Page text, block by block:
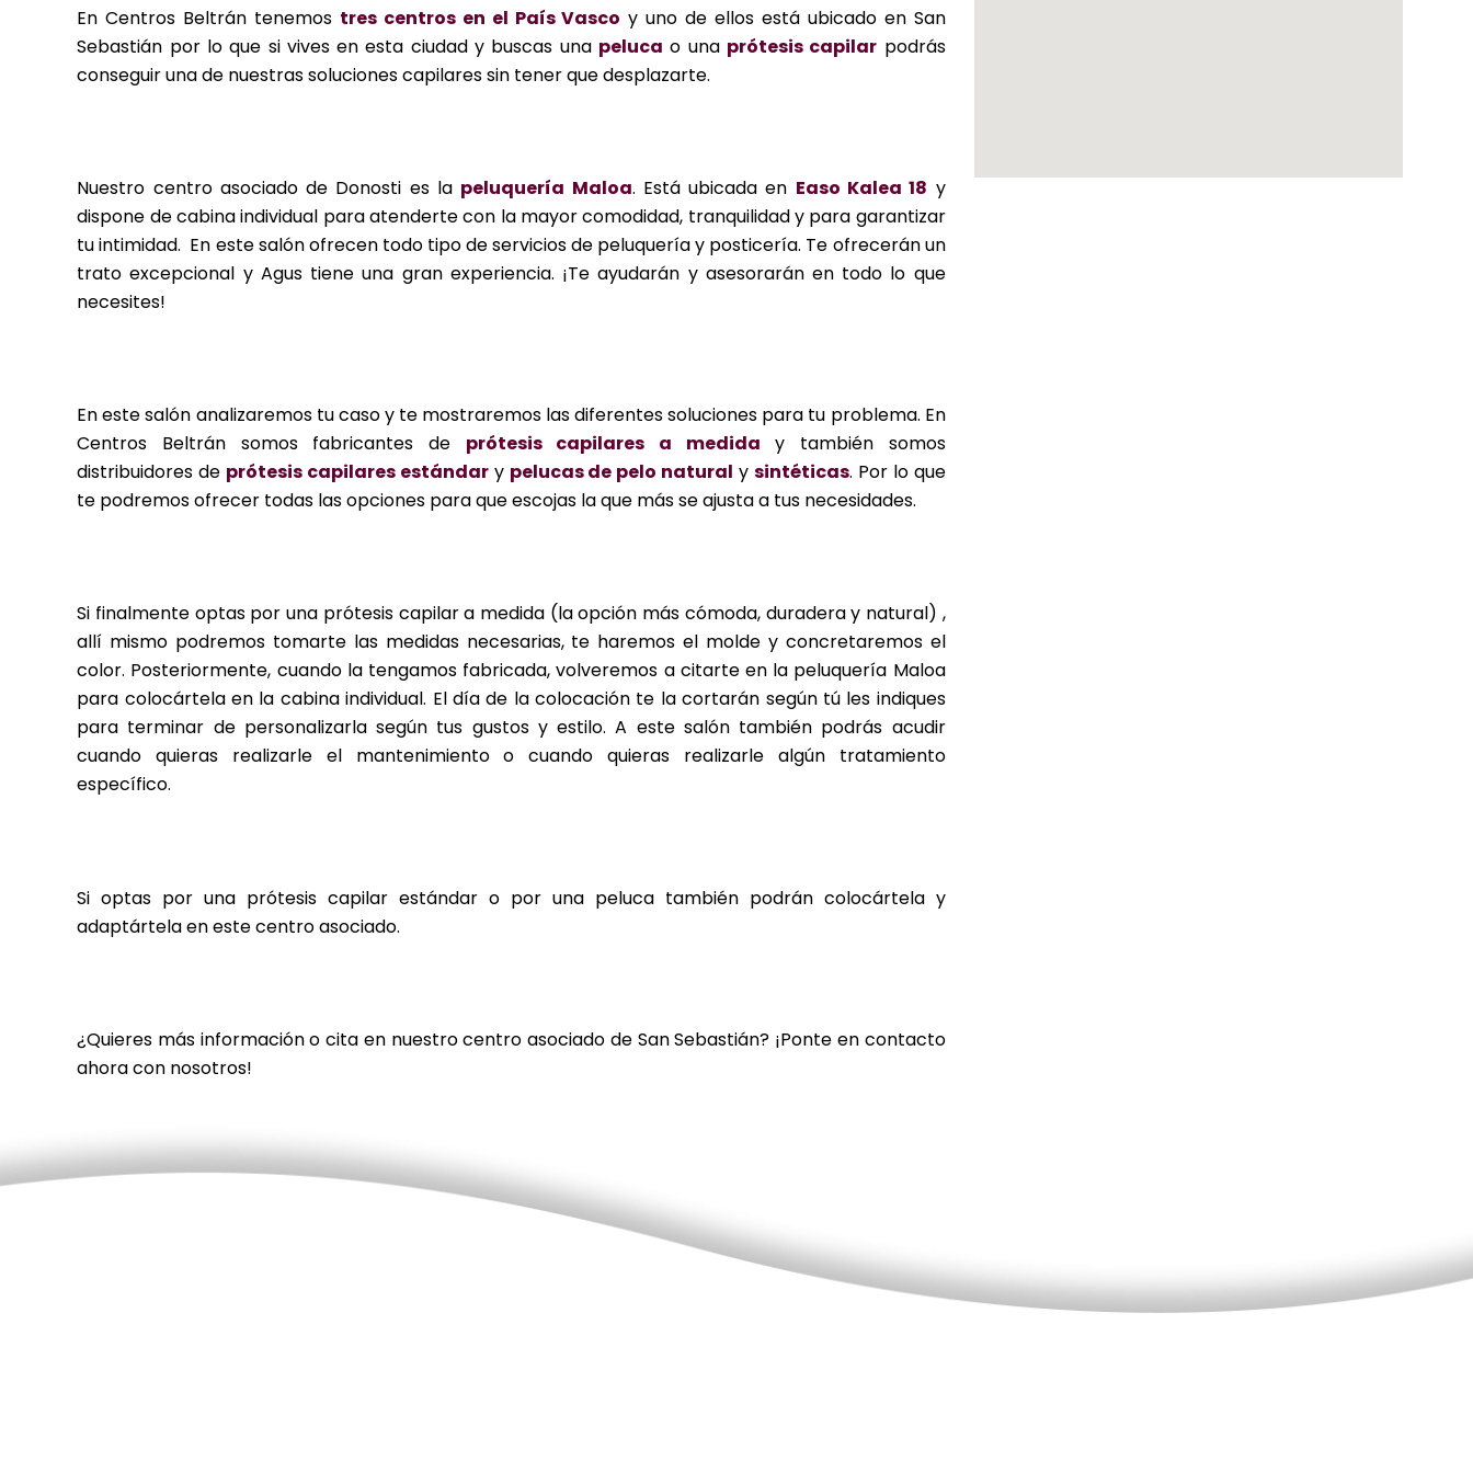
En Centros Beltrán tenemos tres centros en el País Vasco y uno de ellos está ubicado en San
Sebastián por lo que si vives en esta ciudad y buscas una peluca o una prótesis capilar podrás
conseguir una de nuestras soluciones capilares sin tener que desplazarte.
Nuestro centro asociado de Donosti es la peluquería Maloa. Está ubicada en Easo Kalea 18 y
dispone de cabina individual para atenderte con la mayor comodidad, tranquilidad y para garantizar
tu intimidad. En este salón ofrecen todo tipo de servicios de peluquería y posticería. Te ofrecerán un
trato excepcional y Agus tiene una gran experiencia. ¡Te ayudarán y asesorarán en todo lo que
necesites!
En este salón analizaremos tu caso y te mostraremos las diferentes soluciones para tu problema. En
Centros Beltrán somos fabricantes de prótesis capilares a medida y también somos
distribuidores de prótesis capilares estándary pelucas de pelo natural ysintéticas. Por lo que
te podremos ofrecer todas las opciones para que escojas la que más se ajusta a tus necesidades.
Si finalmente optas por una prótesis capilar a medida (la opción más cómoda, duradera y natural) ,
allí mismo podremos tomarte las medidas necesarias, te haremos el molde y concretaremos el
color. Posteriormente, cuando la tengamos fabricada, volveremos a citarte en la peluquería Maloa
para colocártela en la cabina individual. El día de la colocación te la cortarán según tú les indiques
para terminar de personalizarla según tus gustos y estilo. A este salón también podrás acudir
cuando quieras realizarle el mantenimiento o cuando quieras realizarle algún tratamiento
específico.
Si optas por una prótesis capilar estándar o por una peluca también podrán colocártela y
adaptártela en este centro asociado.
¿Quieres más información o cita en nuestro centro asociado de San Sebastián? ¡Ponte en contacto
ahora con nosotros!